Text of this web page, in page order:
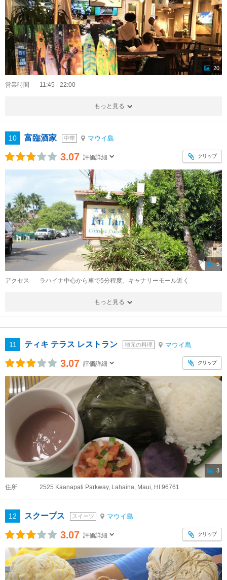
20
営業時間 11:45 - 22:00
もっと見る
10 富臨酒家 中華 マウイ島
3.07 評価詳細 クリップ
5
アクセス ラハイナ中心から車で5分程度、キャナリーモール近く
もっと見る
11 ティキ テラス レストラン 地元の料理 マウイ島
3.07 評価詳細 クリップ
3
住所 2525 Kaanapali Parkway, Lahaina, Maui, HI 96761
12 スクープス スイーツ マウイ島
3.07 評価詳細 クリップ